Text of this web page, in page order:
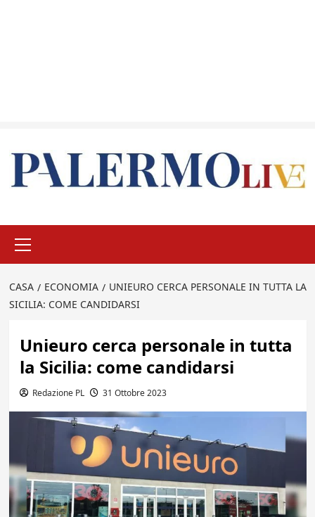
principale
CASA ECONOMIA
UNIEURO CERCA PERSONALE IN TUTTA LA
SICILIA: COME CANDIDARSI
Unieuro cerca personale in tutta
la Sicilia: come candidarsi
Redazione PL 31 Ottobre 2023